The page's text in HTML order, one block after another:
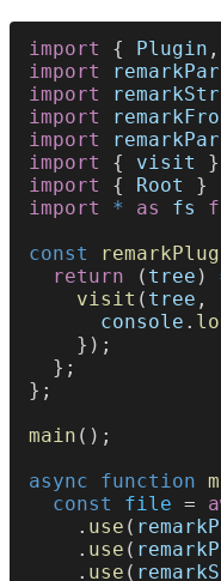
import { Plugin ,
import
import
import
import
import
{ visit }
import
{ Root }
import * as fs
const
  return
( tree )
    visit
( tree ,
      console
.
    });
  };
};
main ();
async function
  const
file =
    .
use (
    .
use (
    .
use (